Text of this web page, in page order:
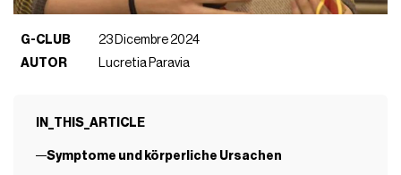
G-CLUB
23 Dicembre 2024
AUTOR
Lucretia Paravia
IN_THIS_ARTICLE
Symptome und körperliche Ursachen